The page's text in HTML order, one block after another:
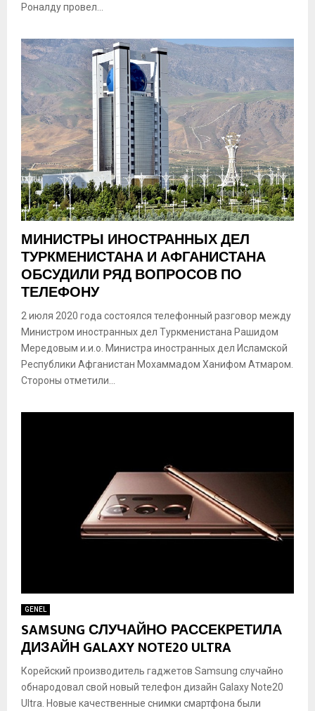
Роналду провел...
МИНИСТРЫ ИНОСТРАННЫХ ДЕЛ
ТУРКМЕНИСТАНА И АФГАНИСТАНА
ОБСУДИЛИ РЯД ВОПРОСОВ ПО
ТЕЛЕФОНУ
2 июля 2020 года состоялся телефонный разговор между
Министром иностранных дел Туркменистана Рашидом
Мередовым и.и.о. Министра иностранных дел Исламской
Республики Афганистан Мохаммадом Ханифом Атмаром.
Стороны отметили...
GENEL
SAMSUNG СЛУЧАЙНО РАССЕКРЕТИЛА
ДИЗАЙН GALAXY NOTE20 ULTRA
Корейский производитель гаджетов Samsung случайно
обнародовал свой новый телефон дизайн Galaxy Note20
Ultra. Новые качественные снимки смартфона были